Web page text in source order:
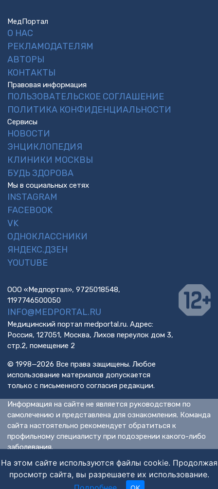
МедПортал
О НАС
РЕКЛАМОДАТЕЛЯМ
АВТОРЫ
КОНТАКТЫ
Правовая информация
ПОЛЬЗОВАТЕЛЬСКОЕ СОГЛАШЕНИЕ
ПОЛИТИКА КОНФИДЕНЦИАЛЬНОСТИ
Сервисы
НОВОСТИ
ЭНЦИКЛОПЕДИЯ
КЛИНИКИ МОСКВЫ
БУДЬ ЗДОРОВА
Мы в социальных сетях
INSTAGRAM
FACEBOOK
VK
ОДНОКЛАССНИКИ
ЯНДЕКС.ДЗЕН
YOUTUBE
ООО «Медпортал», 9725018548,
1197746500050
INFO@MEDPORTAL.RU
Медицинский портал medportal.ru. Адрес:
Россия, 127051, Москва, Лихов переулок дом 3,
стр.2, помещение 2
© 1998—2026 Все права защищены. Любое
использование материалов допускается
только с письменного согласия редакции.
Информация на сайте не является руководством по
самолечению и представлена для ознакомления. Команда
сайта настоятельно рекомендует обратиться к
профильному специалисту при подозрении какого-либо
заболевания.
ИМЕЮТСЯ ПРОТИВОПОКАЗАНИЯ. НЕОБХОДИМА
КОНСУЛЬТАЦИЯ СПЕЦИАЛИСТА.
На этом сайте используются файлы cookie. Продолжая
просмотр сайта, вы разрешаете их использование.